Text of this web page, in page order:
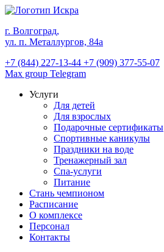
г. Волгоград,
ул. п. Металлургов, 84а
+7 (844) 227-13-44 +7 (909) 377-55-07
Max group Telegram
Услуги
Для детей
Для взрослых
Подарочные сертификаты
Спортивные каникулы
Праздники на воде
Тренажерный зал
Спа-услуги
Питание
Стань чемпионом
Расписание
О комплексе
Персонал
Контакты